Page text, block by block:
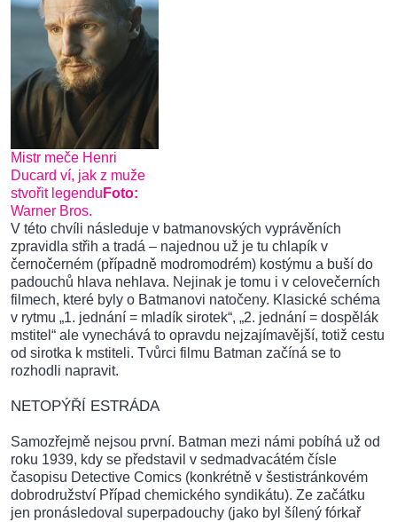
Mistr meče Henri
Ducard ví, jak z muže
stvořit legendu Foto:
Warner Bros.
V této chvíli následuje v batmanovských vyprávěních
zpravidla střih a tradá – najednou už je tu chlapík v
černočerném (případně modromodrém) kostýmu a buší do
padouchů hlava nehlava. Nejinak je tomu i v celovečerních
filmech, které byly o Batmanovi natočeny. Klasické schéma
v rytmu „1. jednání = mladík sirotek“, „2. jednání = dospělák
mstitel“ ale vynechává to opravdu nejzajímavější, totiž cestu
od sirotka k mstiteli. Tvůrci filmu Batman začíná se to
rozhodli napravit.
NETOPÝŘÍ ESTRÁDA
Samozřejmě nejsou první. Batman mezi námi pobíhá už od
roku 1939, kdy se představil v sedmadvacátém čísle
časopisu Detective Comics (konkrétně v šestistránkovém
dobrodružství Případ chemického syndikátu). Ze začátku
jen pronásledoval superpadouchy (jako byl šílený fórkař